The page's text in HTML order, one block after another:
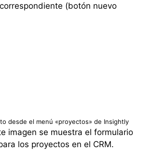
(botón nuevo
desde el menú «proyectos» de Insightly
imagen se muestra el formulario
los proyectos en el CRM.